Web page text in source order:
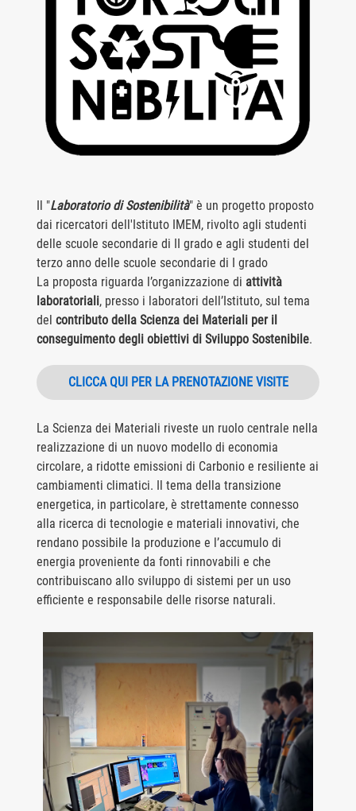
Il "Laboratorio di Sostenibilità" è un progetto proposto
dai ricercatori dell'Istituto IMEM, rivolto agli studenti
delle scuole secondarie di II grado e agli studenti del
terzo anno delle scuole secondarie di I grado
La proposta riguarda l’organizzazione di attività
laboratoriali, presso i laboratori dell’Istituto, sul tema
del contributo della Scienza dei Materiali per il
conseguimento degli obiettivi di Sviluppo Sostenibile.
CLICCA QUI PER LA PRENOTAZIONE VISITE
La Scienza dei Materiali riveste un ruolo centrale nella
realizzazione di un nuovo modello di economia
circolare, a ridotte emissioni di Carbonio e resiliente ai
cambiamenti climatici. Il tema della transizione
energetica, in particolare, è strettamente connesso
alla ricerca di tecnologie e materiali innovativi, che
rendano possibile la produzione e l’accumulo di
energia proveniente da fonti rinnovabili e che
contribuiscano allo sviluppo di sistemi per un uso
efficiente e responsabile delle risorse naturali.